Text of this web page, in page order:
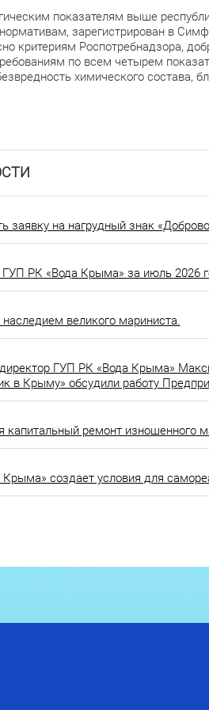
показателям выше
зарегистрирован в
критериям Роспотребнадзора,
по всем четырем
химического состава,
заявку на нагрудный знак
ГУП РК «Вода Крыма» за июль 2026
великого мариниста.
ГУП РК «Вода Крыма»
в Крыму» обсудили работу
капитальный ремонт изношенного
создает условия для